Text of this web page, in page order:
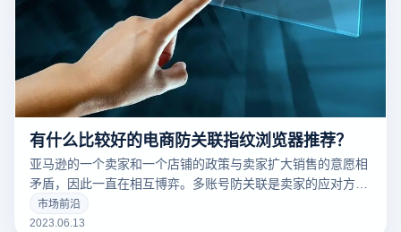
有什么比较好的电商防关联指纹浏览器推荐？
亚马逊的一个卖家和一个店铺的政策与卖家扩大销售的意愿相
矛盾，因此一直在相互博弈。多账号防关联是卖家的应对方
案。从最初的多网模式到VPS云主机模式，再到指纹浏览器模
式，目前几乎统一了全国。市场上有很多防关联浏览器，那么
市场前沿
2023.06.13